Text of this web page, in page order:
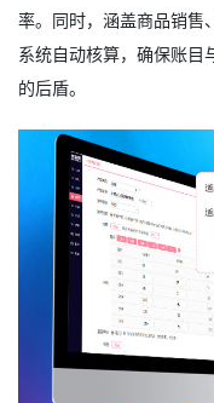
率。同时，涵盖商品销售
系统自动核算，确保账目
的后盾。